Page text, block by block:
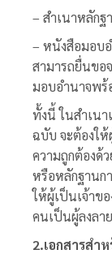
– สำเนาหลักฐ
– หนังสือมอบ
สามารถยื่นขอ
มอบอำนาจพร้
ทั้งนี้ ในสำเน
ฉบับ จะต้องใ
ความถูกต้องด้
หรือหลักฐานก
ให้ผู้เป็นเจ้าข
คนเป็นผู้ลงลา
2.เอกสารสำ